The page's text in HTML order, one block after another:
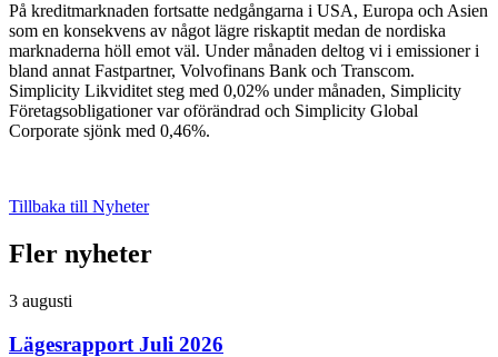
På kreditmarknaden fortsatte nedgångarna i USA, Europa och Asien
som en konsekvens av något lägre riskaptit medan de nordiska
marknaderna höll emot väl. Under månaden deltog vi i emissioner i
bland annat Fastpartner, Volvofinans Bank och Transcom.
Simplicity Likviditet steg med 0,02% under månaden, Simplicity
Företagsobligationer var oförändrad och Simplicity Global
Corporate sjönk med 0,46%.
Tillbaka till Nyheter
Fler nyheter
3 augusti
Lägesrapport Juli 2026